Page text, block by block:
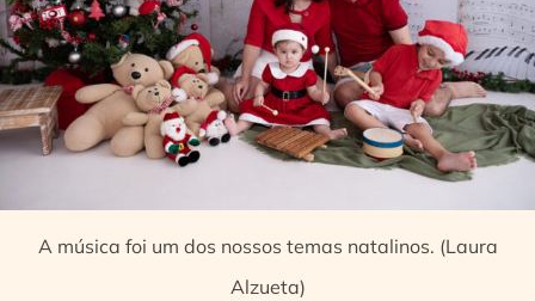
A música foi um dos nossos temas natalinos. (Laura
Alzueta)